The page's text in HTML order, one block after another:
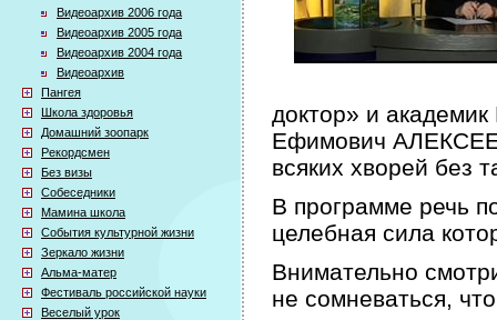
Видеоархив 2006 года
Видеоархив 2005 года
Видеоархив 2004 года
Видеоархив
Пангея
Школа здоровья
Домашний зоопарк
Рекордсмен
Без визы
Собеседники
Мамина школа
События культурной жизни
Зеркало жизни
Альма-матер
Фестиваль российской науки
Веселый урок
доктор» и
Ефимович
всяких хворей без
В программе речь
целебная сила
Внимательно
не сомневаться,